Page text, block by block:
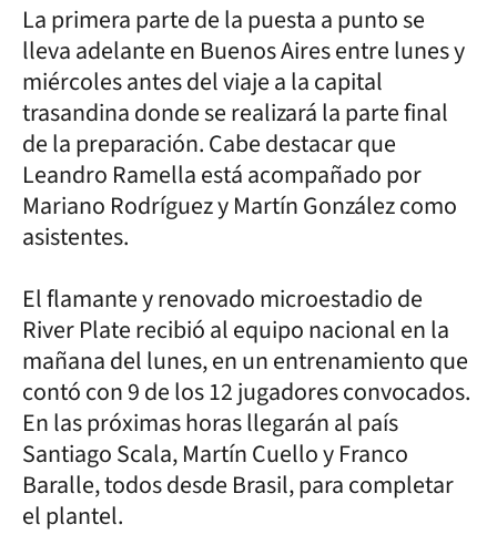
La primera parte de la puesta a punto se
lleva adelante en Buenos Aires entre lunes y
miércoles antes del viaje a la capital
trasandina donde se realizará la parte final
de la preparación. Cabe destacar que
Leandro Ramella está acompañado por
Mariano Rodríguez y Martín González como
asistentes.
El flamante y renovado microestadio de
River Plate recibió al equipo nacional en la
mañana del lunes, en un entrenamiento que
contó con 9 de los 12 jugadores convocados.
En las próximas horas llegarán al país
Santiago Scala, Martín Cuello y Franco
Baralle, todos desde Brasil, para completar
el plantel.